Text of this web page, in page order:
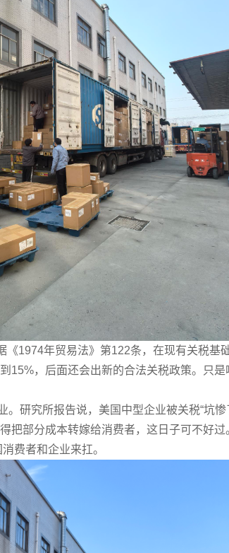
1974年贸易法》第122条，在现有关税基
15%，后面还会出新的合法关税政策。只
研究所报告说，美国中型企业被关税“坑惨
把部分成本转嫁给消费者，这日子可不好
费者和企业来扛。